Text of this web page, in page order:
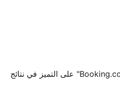
تساعدك شارة "جديد على Booking.com" على التميز في نتائج